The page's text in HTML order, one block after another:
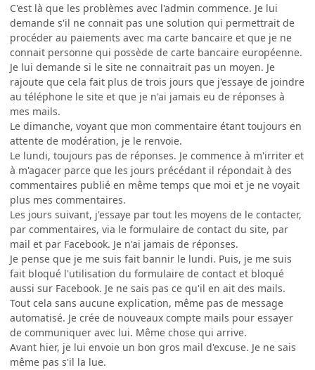
C'est là que les problèmes avec l'admin commence. Je lui
demande s'il ne connait pas une solution qui permettrait de
procéder au paiements avec ma carte bancaire et que je ne
connait personne qui possède de carte bancaire européenne.
Je lui demande si le site ne connaitrait pas un moyen. Je
rajoute que cela fait plus de trois jours que j'essaye de joindre
au téléphone le site et que je n'ai jamais eu de réponses à
mes mails.
Le dimanche, voyant que mon commentaire étant toujours en
attente de modération, je le renvoie.
Le lundi, toujours pas de réponses. Je commence à m'irriter et
à m'agacer parce que les jours précédant il répondait à des
commentaires publié en même temps que moi et je ne voyait
plus mes commentaires.
Les jours suivant, j'essaye par tout les moyens de le contacter,
par commentaires, via le formulaire de contact du site, par
mail et par Facebook. Je n'ai jamais de réponses.
Je pense que je me suis fait bannir le lundi. Puis, je me suis
fait bloqué l'utilisation du formulaire de contact et bloqué
aussi sur Facebook. Je ne sais pas ce qu'il en ait des mails.
Tout cela sans aucune explication, même pas de message
automatisé. Je crée de nouveaux compte mails pour essayer
de communiquer avec lui. Même chose qui arrive.
Avant hier, je lui envoie un bon gros mail d'excuse. Je ne sais
même pas s'il la lue.